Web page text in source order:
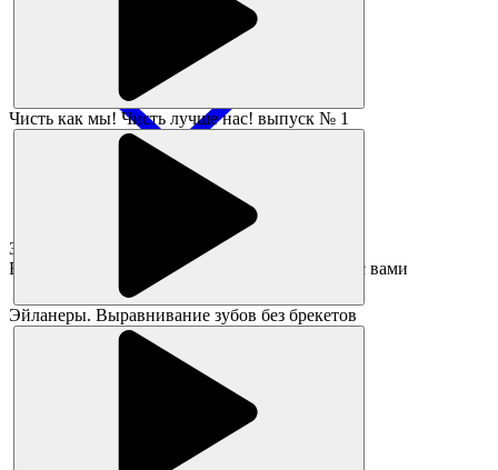
Чисть как мы! Чисть лучше нас! выпуск № 1
Эйланеры. Выравнивание зубов без брекетов
Заявка принята!
В ближайшее время администратор свяжется с вами